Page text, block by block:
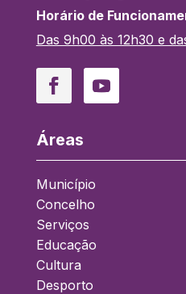
Horário de
Das 9h00 às 12h30 e
FacebookYouTube
Áreas
Município
Concelho
Serviços
Educação
Cultura
Desporto